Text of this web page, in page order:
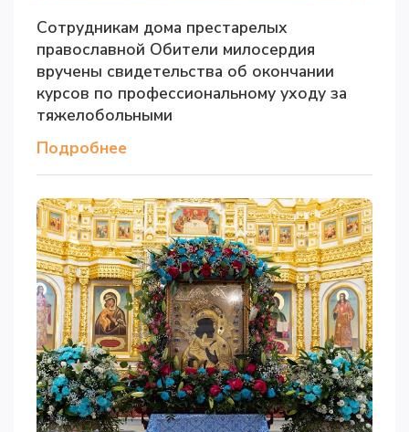
Сотрудникам дома престарелых
православной Обители милосердия
вручены свидетельства об окончании
курсов по профессиональному уходу за
тяжелобольными
Подробнее